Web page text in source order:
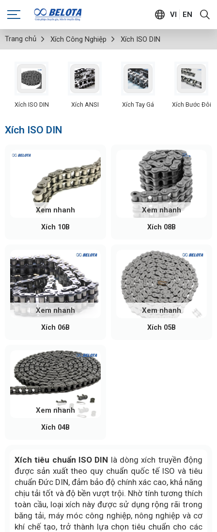
VI EN
Trang chủ Xích Công Nghiệp Xích ISO DIN
Xích ISO DIN Xích ANSI Xích Tay Gá Xích Bước Đôi
Xích ISO DIN
Xích 10B
Xem nhanh
Xích 08B
Xem nhanh
Xích 06B
Xem nhanh
Xích 05B
Xem nhanh
Xích 04B
Xem nhanh
Xích tiêu chuẩn ISO DIN là dòng xích truyền động
được sản xuất theo quy chuẩn quốc tế ISO và tiêu
chuẩn Đức DIN, đảm bảo độ chính xác cao, khả năng
chịu tải tốt và độ bền vượt trội. Nhờ tính tương thích
toàn cầu, loại xích này được sử dụng rộng rãi trong
băng tải, máy móc công nghiệp, nông nghiệp và cơ
khí chế tạo, trở thành lựa chọn tiêu chuẩn cho các